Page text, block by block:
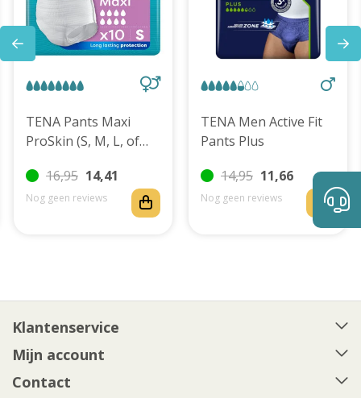
TENA Pants Maxi
ProSkin (S, M, L, of
16,95 14,41
Nog geen reviews
TENA Men Active Fit
Pants Plus
14,95 11,66
Nog geen reviews
Klantenservice
Mijn account
Contact